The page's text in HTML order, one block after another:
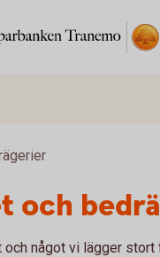
och
något vi lägger stort